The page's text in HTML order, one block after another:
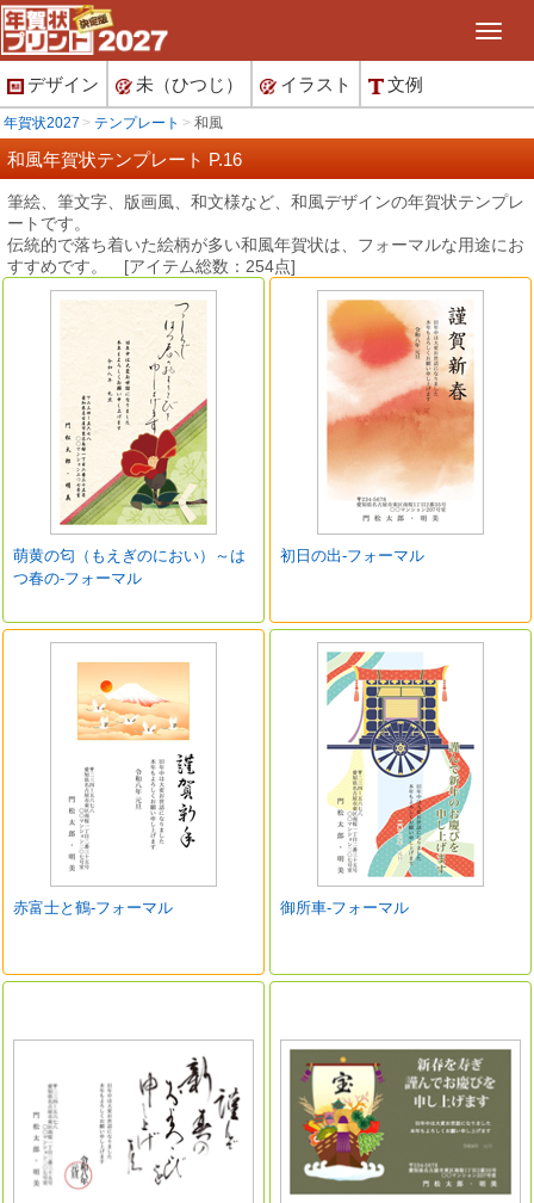
デザイン 未（ひつじ） イラスト 文例
年賀状2027 テンプレート 和風
和風年賀状テンプレート P.16
筆絵、筆文字、版画風、和文様など、和風デザインの年賀状テンプレ
ートです。
伝統的で落ち着いた絵柄が多い和風年賀状は、フォーマルな用途にお
すすめです。 [アイテム総数：254点]
萌黄の匂（もえぎのにおい）～は
つ春の-フォーマル
初日の出-フォーマル
赤富士と鶴-フォーマル 御所車-フォーマル